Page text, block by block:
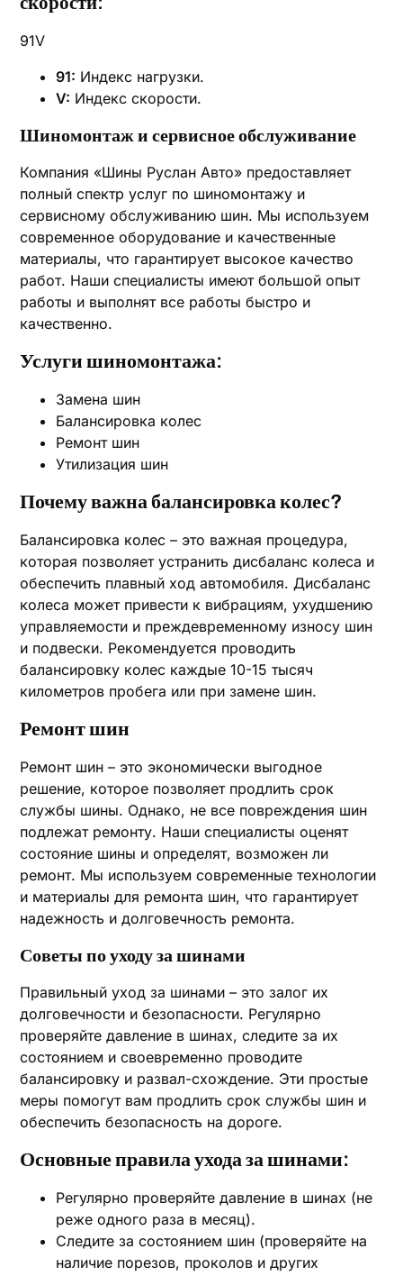
91V
91: Индекс нагрузки.
V: Индекс скорости.
Шиномонтаж и сервисное обслуживание
Компания «Шины Руслан Авто» предоставляет
полный спектр услуг по шиномонтажу и
сервисному обслуживанию шин. Мы используем
современное оборудование и качественные
материалы, что гарантирует высокое качество
работ. Наши специалисты имеют большой опыт
работы и выполнят все работы быстро и
качественно.
Услуги шиномонтажа:
Замена шин
Балансировка колес
Ремонт шин
Утилизация шин
Почему важна балансировка колес?
Балансировка колес – это важная процедура,
которая позволяет устранить дисбаланс колеса и
обеспечить плавный ход автомобиля. Дисбаланс
колеса может привести к вибрациям, ухудшению
управляемости и преждевременному износу шин
и подвески. Рекомендуется проводить
балансировку колес каждые 10-15 тысяч
километров пробега или при замене шин.
Ремонт шин
Ремонт шин – это экономически выгодное
решение, которое позволяет продлить срок
службы шины. Однако, не все повреждения шин
подлежат ремонту. Наши специалисты оценят
состояние шины и определят, возможен ли
ремонт. Мы используем современные технологии
и материалы для ремонта шин, что гарантирует
надежность и долговечность ремонта.
Советы по уходу за шинами
Правильный уход за шинами – это залог их
долговечности и безопасности. Регулярно
проверяйте давление в шинах, следите за их
состоянием и своевременно проводите
балансировку и развал-схождение. Эти простые
меры помогут вам продлить срок службы шин и
обеспечить безопасность на дороге.
Основные правила ухода за шинами:
Регулярно проверяйте давление в шинах (не
реже одного раза в месяц).
Следите за состоянием шин (проверяйте на
наличие порезов, проколов и других